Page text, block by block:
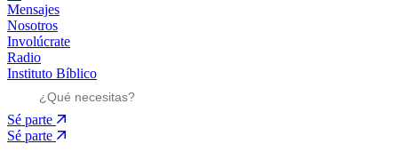
Mensajes
Nosotros
Involúcrate
Radio
Instituto Bíblico
Sé parte
Sé parte